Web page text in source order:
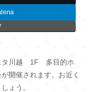
タ川越 1F 多目的ホ
開催されます。お近く
ょう。